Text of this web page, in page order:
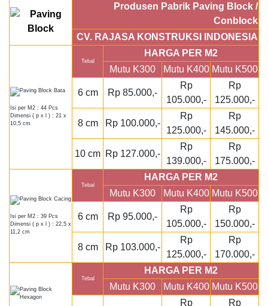
Produsen Pabrik Paving Block /
Conblock
CV. RAJASA KONSTRUKSI INDONESIA
Isi per M2 : 44 Pcs
Dimensi ( p x l ) : 21 x
10,5 cm
Tebal
HARGA PER M2
Mutu K300
Mutu K400 Mutu K500
6 cm Rp 85.000,-
Rp
105.000,-
Rp
125.000,-
8 cm Rp 100.000,-
Rp
125.000,-
Rp
145.000,-
10 cm Rp 127.000,-
Rp
139.000,-
Rp
175.000,-
Isi per M2 : 39 Pcs
Dimensi ( p x l ) : 22,5 x
11,2 cm
Tebal
HARGA PER M2
Mutu K300
Mutu K400 Mutu K500
6 cm Rp 95.000,-
Rp
105.000,-
Rp
150.000,-
8 cm Rp 103.000,-
Rp
125.000,-
Rp
170.000,-
Tebal
HARGA PER M2
Mutu K300
Mutu K400 Mutu K500
Rp Rp